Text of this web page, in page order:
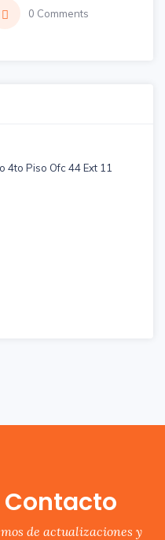
0 Comments
4to Piso Ofc 44 Ext 11
Contacto
de actualizaciones y